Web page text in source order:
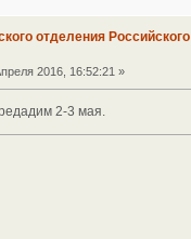
отделения Российского
2016, 16:52:21 »
2-3 мая.